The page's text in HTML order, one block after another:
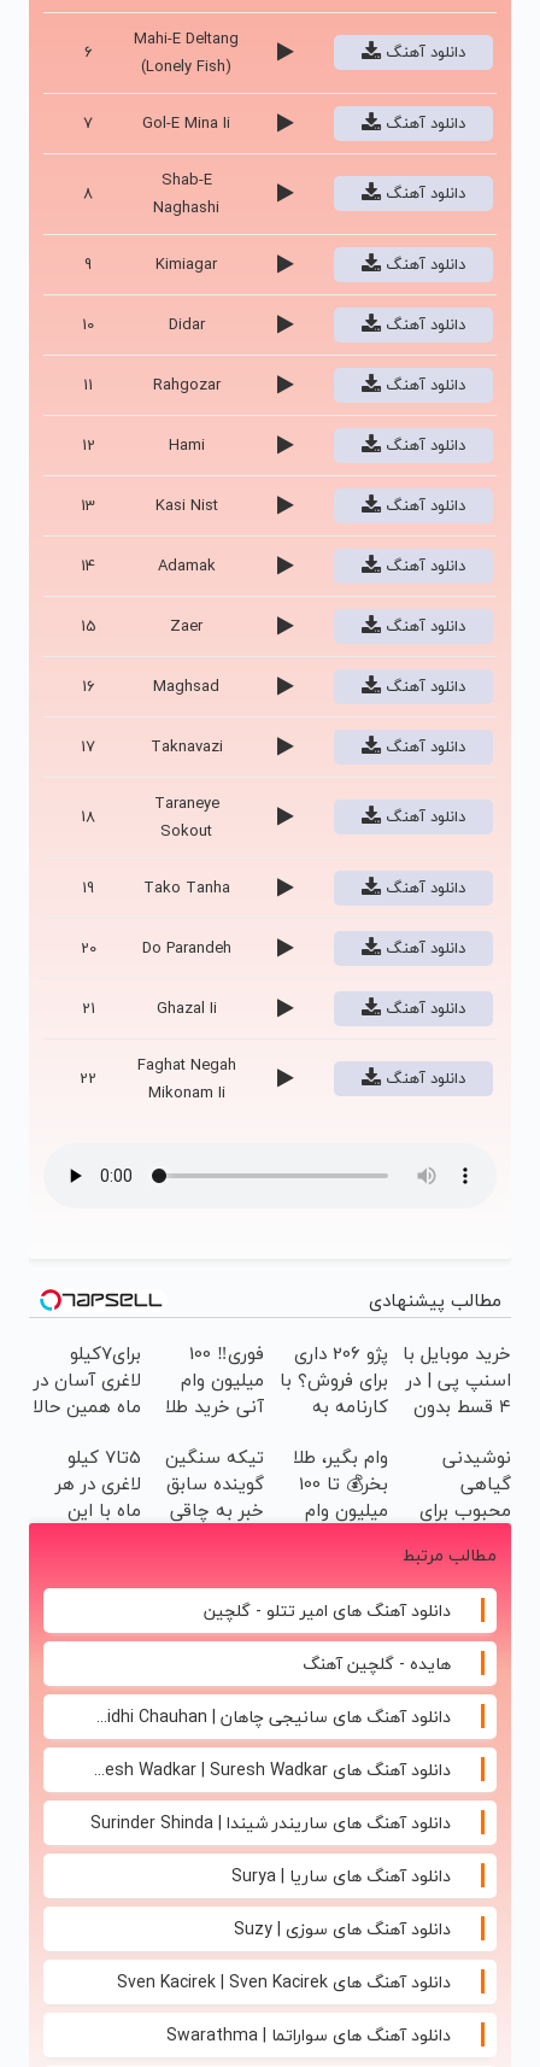
6
Mahi-E Deltang
(Lonely Fish)
دانلود آهنگ
7 Gol-E Mina Ii دانلود آهنگ
8
Shab-E
Naghashi
دانلود آهنگ
9 Kimiagar دانلود آهنگ
10 Didar دانلود آهنگ
11 Rahgozar دانلود آهنگ
12 Hami دانلود آهنگ
13 Kasi Nist دانلود آهنگ
14 Adamak دانلود آهنگ
15 Zaer دانلود آهنگ
16 Maghsad دانلود آهنگ
17 Taknavazi دانلود آهنگ
18
Taraneye
Sokout
دانلود آهنگ
19 Tako Tanha دانلود آهنگ
20 Do Parandeh دانلود آهنگ
21 Ghazal Ii دانلود آهنگ
22
Faghat Negah
Mikonam Ii
دانلود آهنگ
مطالب پیشنهادی
خرید موبایل با
اسنپ پی | در
۴ قسط بدون
پژو 206 داری
برای فروش؟ با
کارنامه به
بفروش!
فوری‼️ 100
میلیون وام
آنی خرید طلا
برای7کیلو
لاغری آسان در
ماه همین حالا
سفارش با
قیمت قدیم
نوشیدنی
گیاهی
محبوب برای
افراد دارای
اضافه وزن!
60%تخفیف
وام بگیر، طلا
بخر💰 تا 100
میلیون وام
تیکه سنگین
گوینده سابق
خبر به چاقی
ببین چیشد
5تا7 کیلو
لاغری در هر
ماه با این
سفارش با
مطالب مرتبط
دانلود آهنگ های امیر تتلو - گلچین
هایده - گلچین آهنگ
دانلود آهنگ های سانیجی چاهان | Sunidhi Chauhan
دانلود آهنگ های Suresh Wadkar | Suresh Wadkar
دانلود آهنگ های ساریندر شیندا | Surinder Shinda
دانلود آهنگ های ساریا | Surya
دانلود آهنگ های سوزی | Suzy
دانلود آهنگ های Sven Kacirek | Sven Kacirek
دانلود آهنگ های سواراتما | Swarathma